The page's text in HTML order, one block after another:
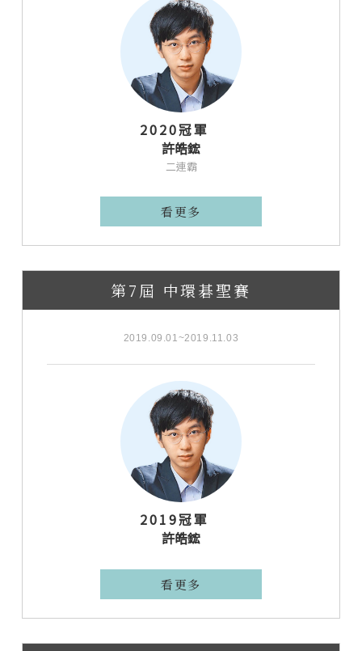
2020冠軍
許皓鋐
二連霸
看更多
第7屆 中環碁聖賽
2019.09.01~2019.11.03
2019冠軍
許皓鋐
看更多